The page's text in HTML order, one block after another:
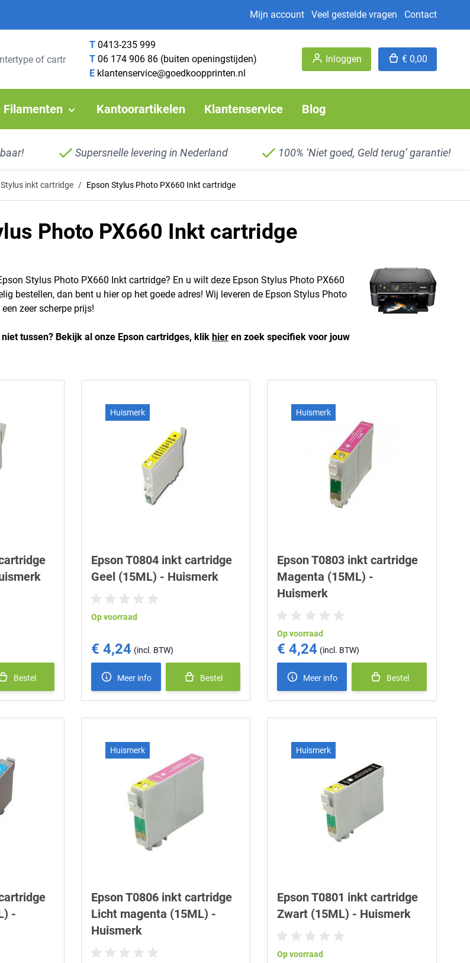
Mijn account Veel gestelde vragen Contact
T 0413-235 999
T 06 174 906 86 (buiten openingstijden)
E klantenservice@goedkoopprinten.nl
Inloggen € 0,00
Filamenten Kantoorartikelen Klantenservice Blog
Supersnelle levering in Nederland 100% ‘Niet goed, Geld terug’ garantie!
inkt cartridge / Epson Stylus Photo PX660 Inkt cartridge
Photo PX660 Inkt cartridge
Stylus Photo PX660 Inkt cartridge? En u wilt deze Epson Stylus Photo PX660
bestellen, dan bent u hier op het goede adres! Wij leveren de Epson Stylus Photo
zeer scherpe prijs!
tussen? Bekijk al onze Epson cartridges, klik hier en zoek specifiek voor jouw
Bestel
Huismerk
Epson T0804 inkt cartridge
Geel (15ML) - Huismerk
Op voorraad
€ 4,24
Meer info Bestel
Huismerk
Epson T0803 inkt cartridge
Magenta (15ML) -
Huismerk
Op voorraad
€ 4,24
Meer info Bestel
-
Huismerk
Epson T0806 inkt cartridge
Licht magenta (15ML) -
Huismerk
Huismerk
Epson T0801 inkt cartridge
Zwart (15ML) - Huismerk
Op voorraad